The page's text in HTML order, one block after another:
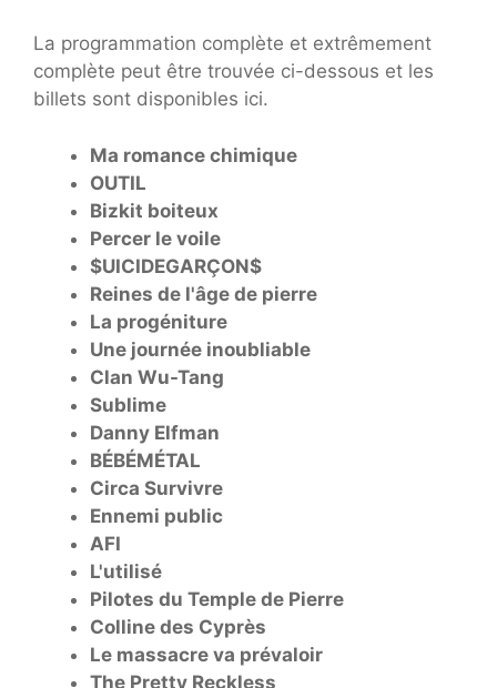
La programmation complète et extrêmement
complète peut être trouvée ci-dessous et les
billets sont disponibles ici.
Ma romance chimique
OUTIL
Bizkit boiteux
Percer le voile
$UICIDEGARÇON$
Reines de l'âge de pierre
La progéniture
Une journée inoubliable
Clan Wu-Tang
Sublime
Danny Elfman
BÉBÉMÉTAL
Circa Survivre
Ennemi public
AFI
L'utilisé
Pilotes du Temple de Pierre
Colline des Cyprès
Le massacre va prévaloir
The Pretty Reckless